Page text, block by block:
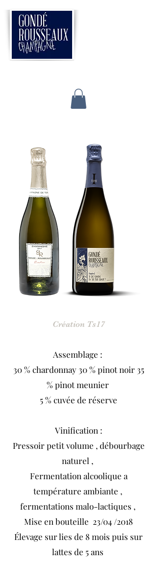
Création Ts17
Assemblage :
30 % chardonnay 30 % pinot noir 35
% pinot meunier
5 % cuvée de réserve
Vinification :
Pressoir petit volume , débourbage
naturel ,
Fermentation alcoolique a
température ambiante ,
fermentations malo-lactiques ,
Mise en bouteille 23/04 /2018
Élevage sur lies de 8 mois puis sur
lattes de 5 ans